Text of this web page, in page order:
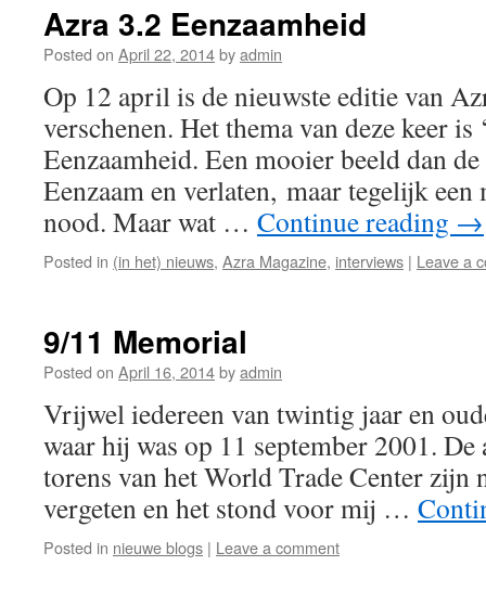
Azra 3.2 Eenzaamheid
Posted on April 22, 2014byadmin
Op 12 april is de nieuwste editie van
verschenen. Het thema van deze keer is
Eenzaamheid. Een mooier beeld dan
Eenzaam en verlaten, maar tegelijk
nood. Maar wat … Continue reading →
Posted in (in het) nieuws, Azra Magazine, interviews | Leave a
9/11 Memorial
Posted on April 16, 2014byadmin
Vrijwel iedereen van twintig jaar en
waar hij was op 11 september 2001. De
torens van het World Trade Center zijn
vergeten en het stond voor mij …
Posted in nieuwe blogs | Leave a comment